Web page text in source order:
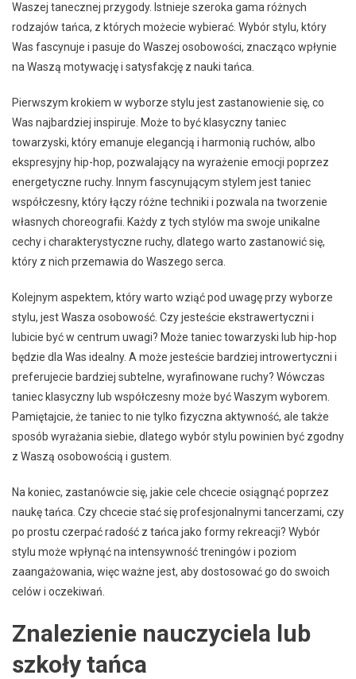
Waszej tanecznej przygody. Istnieje szeroka gama różnych
rodzajów tańca, z których możecie wybierać. Wybór stylu, który
Was fascynuje i pasuje do Waszej osobowości, znacząco wpłynie
na Waszą motywację i satysfakcję z nauki tańca.
Pierwszym krokiem w wyborze stylu jest zastanowienie się, co
Was najbardziej inspiruje. Może to być klasyczny taniec
towarzyski, który emanuje elegancją i harmonią ruchów, albo
ekspresyjny hip-hop, pozwalający na wyrażenie emocji poprzez
energetyczne ruchy. Innym fascynującym stylem jest taniec
współczesny, który łączy różne techniki i pozwala na tworzenie
własnych choreografii. Każdy z tych stylów ma swoje unikalne
cechy i charakterystyczne ruchy, dlatego warto zastanowić się,
który z nich przemawia do Waszego serca.
Kolejnym aspektem, który warto wziąć pod uwagę przy wyborze
stylu, jest Wasza osobowość. Czy jesteście ekstrawertyczni i
lubicie być w centrum uwagi? Może taniec towarzyski lub hip-hop
będzie dla Was idealny. A może jesteście bardziej introwertyczni i
preferujecie bardziej subtelne, wyrafinowane ruchy? Wówczas
taniec klasyczny lub współczesny może być Waszym wyborem.
Pamiętajcie, że taniec to nie tylko fizyczna aktywność, ale także
sposób wyrażania siebie, dlatego wybór stylu powinien być zgodny
z Waszą osobowością i gustem.
Na koniec, zastanówcie się, jakie cele chcecie osiągnąć poprzez
naukę tańca. Czy chcecie stać się profesjonalnymi tancerzami, czy
po prostu czerpać radość z tańca jako formy rekreacji? Wybór
stylu może wpłynąć na intensywność treningów i poziom
zaangażowania, więc ważne jest, aby dostosować go do swoich
celów i oczekiwań.
Znalezienie nauczyciela lub
szkoły tańca